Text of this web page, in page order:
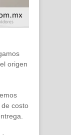
origen
costo